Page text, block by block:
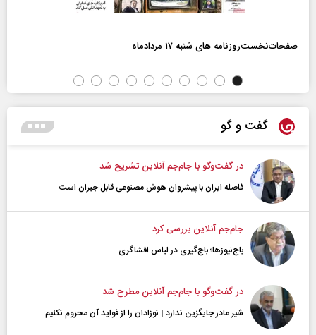
صفحات‌نخست‌روزنامه ها‌ی شنبه ۱۷ مردادماه
گفت و گو
در گفت‌و‌گو با جام‌جم آنلاین تشریح شد
فاصله ایران با پیشرو‌ان هوش مصنوعی قابل جبران است
جام‌جم آنلاین بررسی کرد
باج‌نیوزها؛ باج‌گیری در لباس افشاگری
در گفت‌و‌گو با جام‌جم آنلاین مطرح شد
شیر مادر جایگزین ندارد | نوزادان را از فواید آن محروم نکنیم